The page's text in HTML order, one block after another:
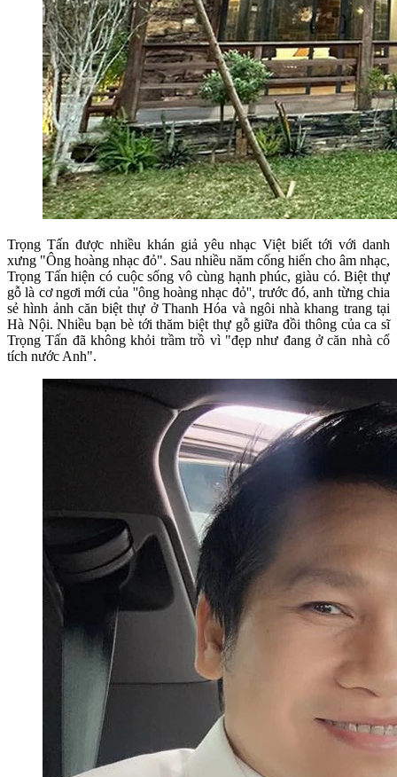
Trọng Tấn được nhiều khán giả yêu nhạc Việt biết tới với danh
xưng "Ông hoàng nhạc đỏ". Sau nhiều năm cống hiến cho âm nhạc,
Trọng Tấn hiện có cuộc sống vô cùng hạnh phúc, giàu có. Biệt thự
gỗ là cơ ngơi mới của ''ông hoàng nhạc đỏ'', trước đó, anh từng chia
sẻ hình ảnh căn biệt thự ở Thanh Hóa và ngôi nhà khang trang tại
Hà Nội. Nhiều bạn bè tới thăm biệt thự gỗ giữa đồi thông của ca sĩ
Trọng Tấn đã không khỏi trầm trồ vì "đẹp như đang ở căn nhà cổ
tích nước Anh".